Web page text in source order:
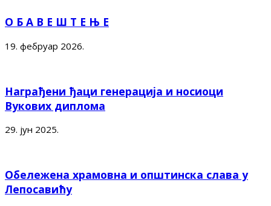
О Б А В Е Ш Т Е Њ Е
19. фебруар 2026.
Награђени ђаци генерација и носиоци
Вукових диплома
29. јун 2025.
Обележена храмовна и општинска слава у
Лепосавићу